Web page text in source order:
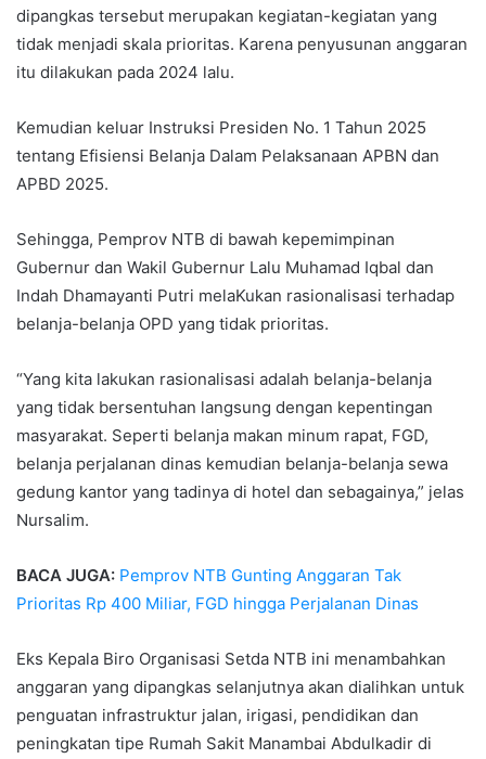
dipangkas tersebut merupakan kegiatan-kegiatan yang
tidak menjadi skala prioritas. Karena penyusunan anggaran
itu dilakukan pada 2024 lalu.
Kemudian keluar Instruksi Presiden No. 1 Tahun 2025
tentang Efisiensi Belanja Dalam Pelaksanaan APBN dan
APBD 2025.
Sehingga, Pemprov NTB di bawah kepemimpinan
Gubernur dan Wakil Gubernur Lalu Muhamad Iqbal dan
Indah Dhamayanti Putri melaKukan rasionalisasi terhadap
belanja-belanja OPD yang tidak prioritas.
“Yang kita lakukan rasionalisasi adalah belanja-belanja
yang tidak bersentuhan langsung dengan kepentingan
masyarakat. Seperti belanja makan minum rapat, FGD,
belanja perjalanan dinas kemudian belanja-belanja sewa
gedung kantor yang tadinya di hotel dan sebagainya,” jelas
Nursalim.
BACA JUGA: Pemprov NTB Gunting Anggaran Tak
Prioritas Rp 400 Miliar, FGD hingga Perjalanan Dinas
Eks Kepala Biro Organisasi Setda NTB ini menambahkan
anggaran yang dipangkas selanjutnya akan dialihkan untuk
penguatan infrastruktur jalan, irigasi, pendidikan dan
peningkatan tipe Rumah Sakit Manambai Abdulkadir di